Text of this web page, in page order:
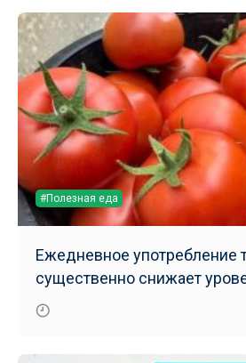
#Полезная еда
Ежедневное употребление
существенно снижает
печени – результаты